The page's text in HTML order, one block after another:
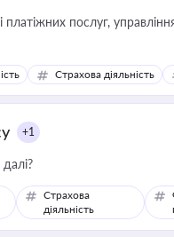
приймання платежів та дотримання
Страхова діяльність
+1
Страхова
діяльність